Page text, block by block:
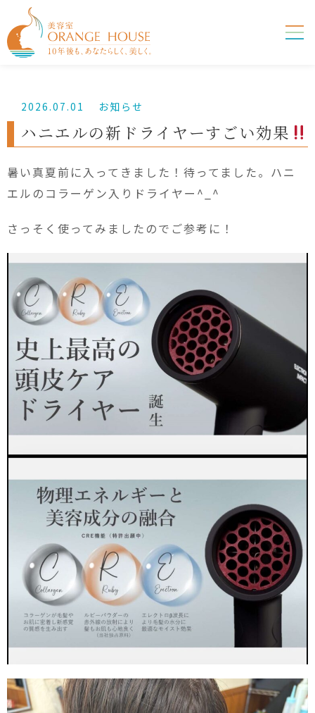
2026.07.01 お知らせ
ハニエルの新ドライヤーすごい効果
暑い真夏前に入ってきました！待ってました。ハニ
エルのコラーゲン入りドライヤー^_^
さっそく使ってみましたのでご参考に！